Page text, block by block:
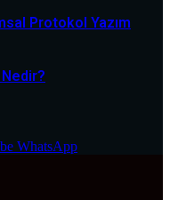
Protokol Yazım
WhatsApp